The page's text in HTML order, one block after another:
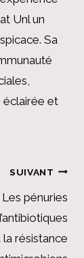
Unl un
Sa
éclairée et
SUIVANT
Les pénuries
résistance